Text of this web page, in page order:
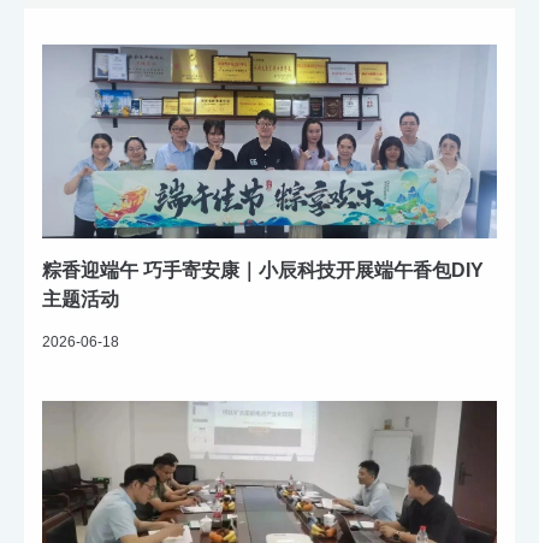
粽香迎端午 巧手寄安康｜小辰科技开展端午香包DIY
主题活动
2026-06-18